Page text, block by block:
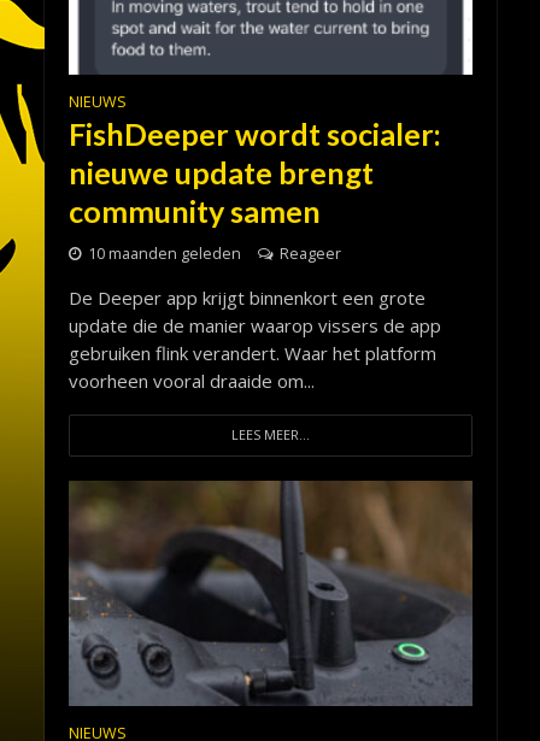
NIEUWS
FishDeeper wordt socialer:
nieuwe update brengt
community samen
10 maanden geleden Reageer
De Deeper app krijgt binnenkort een grote
update die de manier waarop vissers de app
gebruiken flink verandert. Waar het platform
voorheen vooral draaide om...
LEES MEER...
NIEUWS